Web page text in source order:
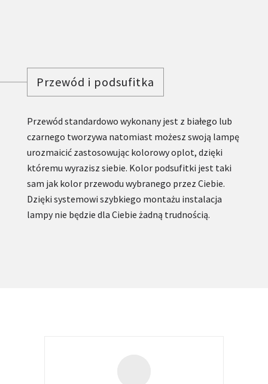
Przewód i podsufitka
Przewód standardowo wykonany jest z białego lub
czarnego tworzywa natomiast możesz swoją lampę
urozmaicić zastosowując kolorowy oplot, dzięki
któremu wyrazisz siebie. Kolor podsufitki jest taki
sam jak kolor przewodu wybranego przez Ciebie.
Dzięki systemowi szybkiego montażu instalacja
lampy nie będzie dla Ciebie żadną trudnością.